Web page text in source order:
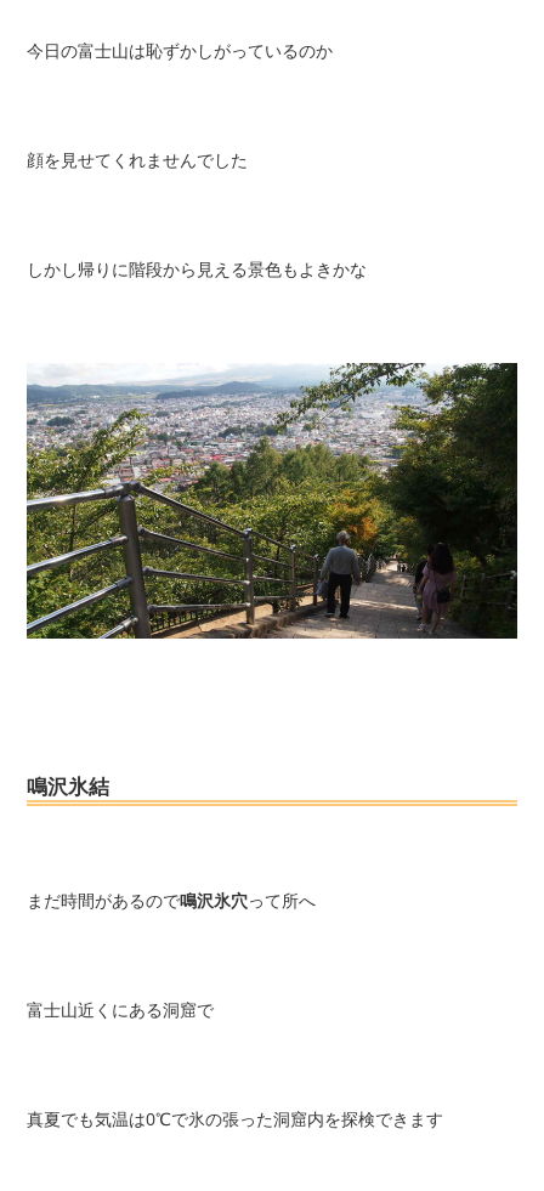
今日の富士山は恥ずかしがっているのか
顔を見せてくれませんでした
しかし帰りに階段から見える景色もよきかな
鳴沢氷結
まだ時間があるので鳴沢氷穴って所へ
富士山近くにある洞窟で
真夏でも気温は0℃で氷の張った洞窟内を探検できます